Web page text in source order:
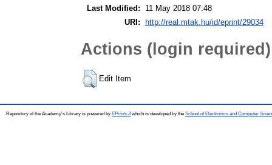
Last Modified:
11 May 2018 07:48
URI:
http://real.mtak.hu/id/eprint/29034
Actions (login required)
Edit Item
Repository of the Academy's Library is powered by EPrints 3which is developed by the School of Electronics and Computer